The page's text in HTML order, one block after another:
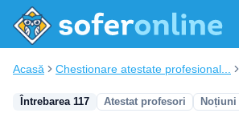
Acasă Chestionare atestate profesional...
Întrebarea 117 Atestat profesori